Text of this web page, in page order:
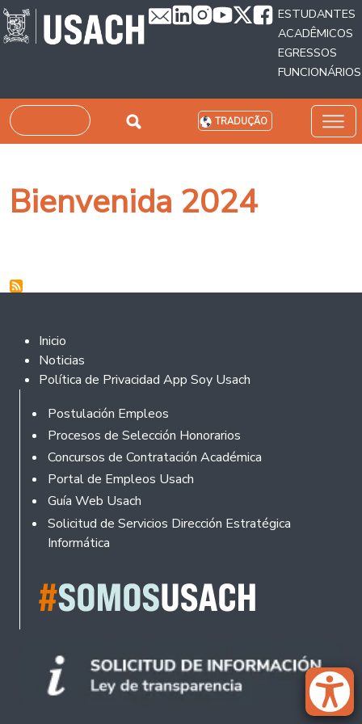
Passar para o conteúdo principal
ESTUDANTES
ACADÊMICOS
EGRESSOS
FUNCIONÁRIOS
Pesquisar TRADUÇÃO
Bienvenida 2024
Footer 2
Inicio
Noticias
Política de Privacidad App Soy Usach
Rodapé
Postulación Empleos
Procesos de Selección Honorarios
Concursos de Contratación Académica
Portal de Empleos Usach
Guía Web Usach
Solicitud de Servicios Dirección Estratégica
Informática